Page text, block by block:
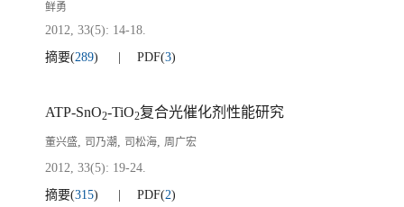
鲜勇
2012, 33(5): 14-18.
摘要(289) PDF(3)
ATP-SnO2-TiO2复合光催化剂性能研究
董兴盛, 司乃潮, 司松海, 周广宏
2012, 33(5): 19-24.
摘要(315) PDF(2)